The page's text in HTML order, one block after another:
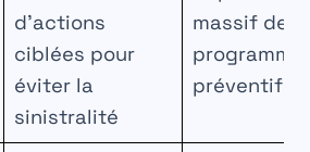
d’actions
ciblées pour
éviter la
sinistralité
massif de
préventifs